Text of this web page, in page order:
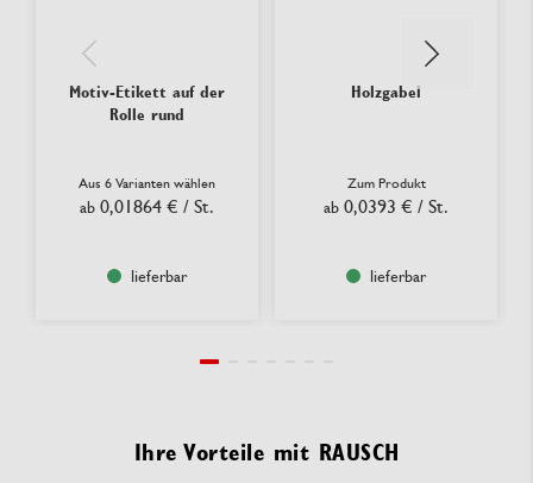
Motiv-Etikett auf der
Rolle rund
Aus 6 Varianten wählen
ab 0,01864 € / St.
lieferbar
Holzgabel
Zum Produkt
ab 0,0393 € / St.
lieferbar
Ihre Vorteile mit RAUSCH